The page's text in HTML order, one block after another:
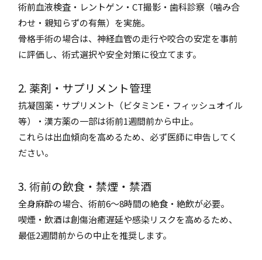
術前血液検査・レントゲン・CT撮影・歯科診察（噛み合
わせ・親知らずの有無）を実施。
骨格手術の場合は、神経血管の走行や咬合の安定を事前
に評価し、術式選択や安全対策に役立てます。
2. 薬剤・サプリメント管理
抗凝固薬・サプリメント（ビタミンE・フィッシュオイル
等）・漢方薬の一部は術前1週間前から中止。
これらは出血傾向を高めるため、必ず医師に申告してく
ださい。
3. 術前の飲食・禁煙・禁酒
全身麻酔の場合、術前6〜8時間の絶食・絶飲が必要。
喫煙・飲酒は創傷治癒遅延や感染リスクを高めるため、
最低2週間前からの中止を推奨します。